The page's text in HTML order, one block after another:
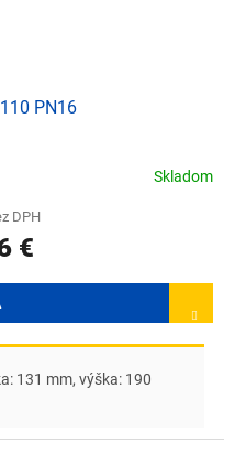
PN16
Skladom
DPH
€
131 mm, výška: 190